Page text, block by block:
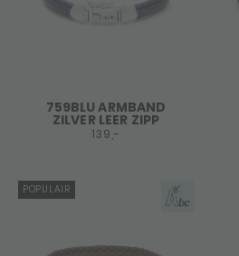
759BLU ARMBAND
ZILVER LEER ZIPP
139,-
POPULAIR